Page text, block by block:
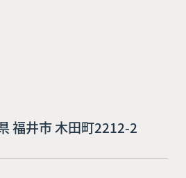
福井市 木田町2212-2